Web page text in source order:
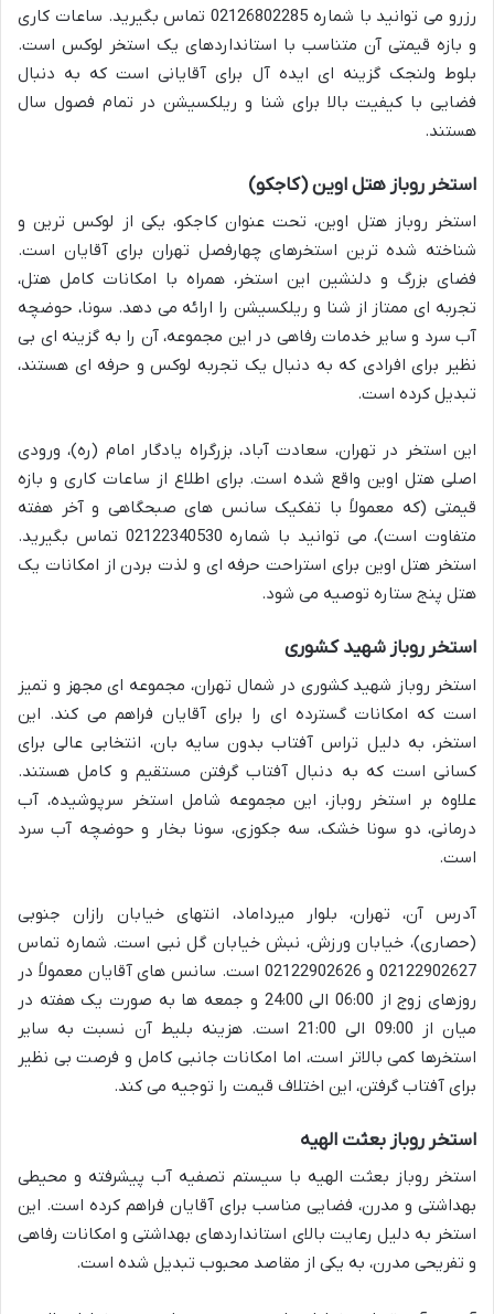
رزرو می توانید با شماره 02126802285 تماس بگیرید. ساعات کاری
و بازه قیمتی آن متناسب با استانداردهای یک استخر لوکس است.
بلوط ولنجک گزینه ای ایده آل برای آقایانی است که به دنبال
فضایی با کیفیت بالا برای شنا و ریلکسیشن در تمام فصول سال
هستند.
استخر روباز هتل اوین (کاجکو)
استخر روباز هتل اوین، تحت عنوان کاجکو، یکی از لوکس ترین و
شناخته شده ترین استخرهای چهارفصل تهران برای آقایان است.
فضای بزرگ و دلنشین این استخر، همراه با امکانات کامل هتل،
تجربه ای ممتاز از شنا و ریلکسیشن را ارائه می دهد. سونا، حوضچه
آب سرد و سایر خدمات رفاهی در این مجموعه، آن را به گزینه ای بی
نظیر برای افرادی که به دنبال یک تجربه لوکس و حرفه ای هستند،
تبدیل کرده است.
این استخر در تهران، سعادت آباد، بزرگراه یادگار امام (ره)، ورودی
اصلی هتل اوین واقع شده است. برای اطلاع از ساعات کاری و بازه
قیمتی (که معمولاً با تفکیک سانس های صبحگاهی و آخر هفته
متفاوت است)، می توانید با شماره 02122340530 تماس بگیرید.
استخر هتل اوین برای استراحت حرفه ای و لذت بردن از امکانات یک
هتل پنج ستاره توصیه می شود.
استخر روباز شهید کشوری
استخر روباز شهید کشوری در شمال تهران، مجموعه ای مجهز و تمیز
است که امکانات گسترده ای را برای آقایان فراهم می کند. این
استخر، به دلیل تراس آفتاب بدون سایه بان، انتخابی عالی برای
کسانی است که به دنبال آفتاب گرفتن مستقیم و کامل هستند.
علاوه بر استخر روباز، این مجموعه شامل استخر سرپوشیده، آب
درمانی، دو سونا خشک، سه جکوزی، سونا بخار و حوضچه آب سرد
است.
آدرس آن، تهران، بلوار میرداماد، انتهای خیابان رازان جنوبی
(حصاری)، خیابان ورزش، نبش خیابان گل نبی است. شماره تماس
02122902627 و 02122902626 است. سانس های آقایان معمولاً در
روزهای زوج از 06:00 الی 24:00 و جمعه ها به صورت یک هفته در
میان از 09:00 الی 21:00 است. هزینه بلیط آن نسبت به سایر
استخرها کمی بالاتر است، اما امکانات جانبی کامل و فرصت بی نظیر
برای آفتاب گرفتن، این اختلاف قیمت را توجیه می کند.
استخر روباز بعثت الهیه
استخر روباز بعثت الهیه با سیستم تصفیه آب پیشرفته و محیطی
بهداشتی و مدرن، فضایی مناسب برای آقایان فراهم کرده است. این
استخر به دلیل رعایت بالای استانداردهای بهداشتی و امکانات رفاهی
و تفریحی مدرن، به یکی از مقاصد محبوب تبدیل شده است.